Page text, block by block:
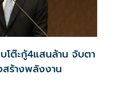
โต๊ะกู้4แสนล้าน จับตา
สร้างพลังงาน